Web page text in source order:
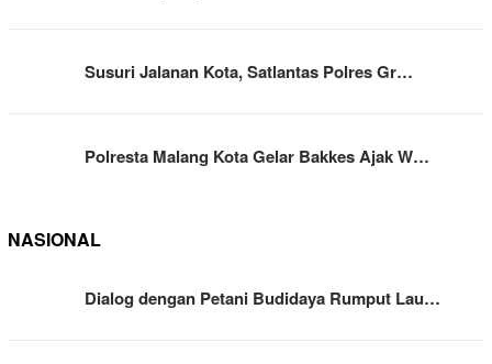
Susuri Jalanan Kota, Satlantas Polres Gr…
Polresta Malang Kota Gelar Bakkes Ajak W…
NASIONAL
Dialog dengan Petani Budidaya Rumput Lau…